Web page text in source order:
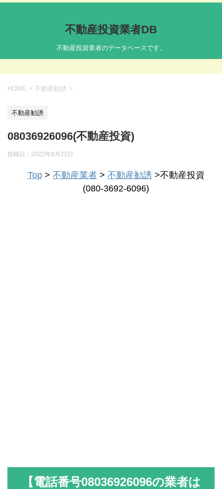
不動産投資業者DB
不動産投資業者のデータベースです。
HOME > 不動産勧誘 >
不動産勧誘
08036926096(不動産投資)
投稿日： 2022年8月22日
Top> 不動産業者> 不動産勧誘 >不動産投資
(080-3692-6096)
【電話番号08036926096の業者は